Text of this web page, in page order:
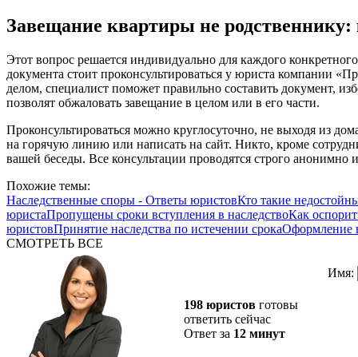
Завещание квартиры не родственнику:
Этот вопрос решается индивидуально для каждого
документа стоит проконсультироваться у юриста компании
делом, специалист поможет правильно составить документ,
позволят обжаловать завещание в целом или в его части.
Проконсультироваться можно круглосуточно, не выходя из
на горячую линию или написать на сайт. Никто, кроме
вашей беседы. Все консультации проводятся строго анонимно
Похожие темы:
Наследственные споры - Ответы юристовКто такие
юристаПропущены сроки вступления в наследствоКак
юристовПринятие наследства по истечении срокаОформление
СМОТРЕТЬ ВСЕ
198 юристов готовы
ответить сейчас
Ответ за 12 минут
Имя: